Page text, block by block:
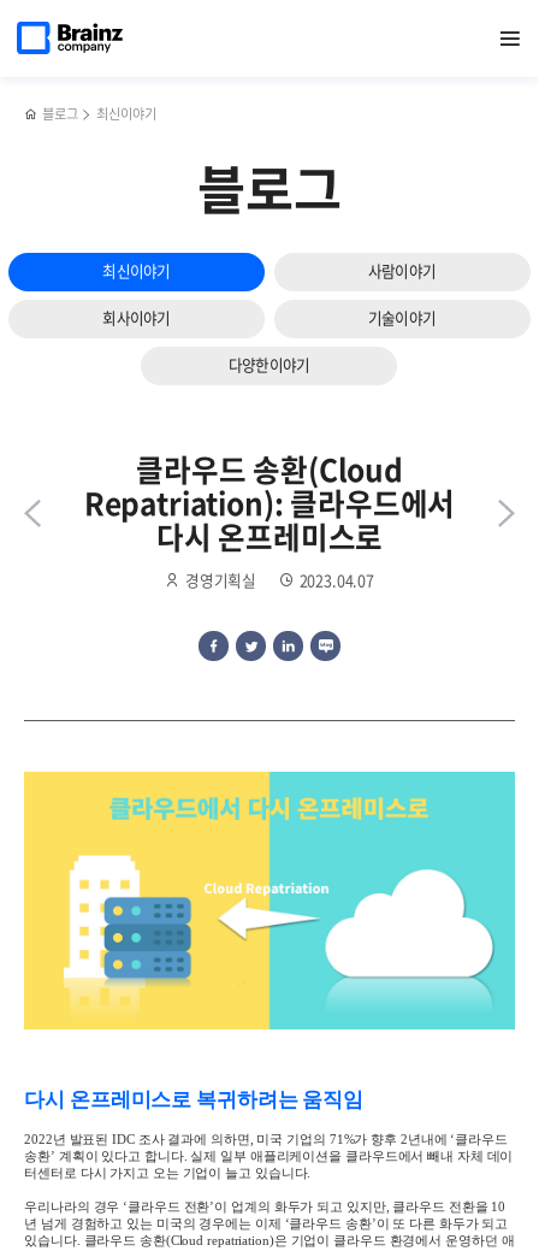
열기
페이지로
블로그 최신이야기
블로그
최신이야기 사람이야기
회사이야기 기술이야기
다양한이야기
정기주주총회
개최
클라우드 송환(Cloud
Repatriation): 클라우드에서
다시 온프레미스로
경영기획실 2023.04.07
직원
다시 온프레미스로 복귀하려는 움직임
2022년 발표된 IDC조사 결과에 의하면, 미국 기업의 71%가 향후 2년내에 ‘클라우드
송환’ 계획이 있다고 합니다. 실제 일부 애플리케이션을 클라우드에서 빼내 자체 데이
터센터로 다시 가지고 오는 기업이 늘고 있습니다.
우리나라의 경우 ‘클라우드 전환’이 업계의 화두가 되고 있지만,클라우드 전환을10
년 넘게 경험하고 있는 미국의 경우에는 이제
‘클라우드 송환’이 또 다른 화두가 되고
있습니다. 클라우드 송환(Cloud repatriation)은 기업이 클라우드 환경에서 운영하던 애
다음
슬라이드